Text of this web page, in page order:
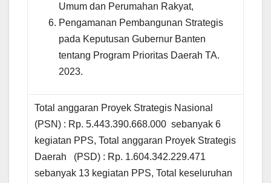
Umum dan Perumahan Rakyat,
Pengamanan Pembangunan Strategis
pada Keputusan Gubernur Banten
tentang Program Prioritas Daerah TA.
2023.
Total anggaran Proyek Strategis Nasional
(PSN) : Rp. 5.443.390.668.000 sebanyak 6
kegiatan PPS, Total anggaran Proyek Strategis
Daerah (PSD) : Rp. 1.604.342.229.471
sebanyak 13 kegiatan PPS, Total keseluruhan